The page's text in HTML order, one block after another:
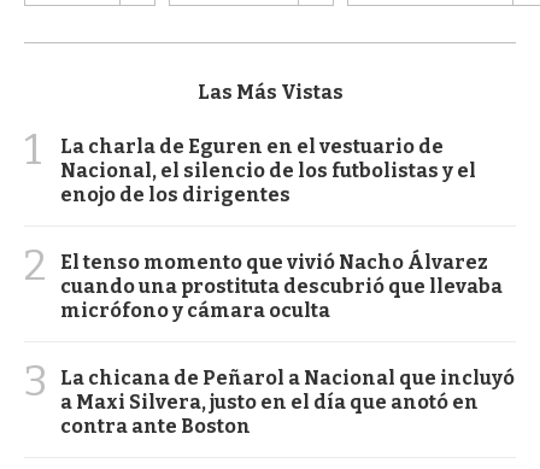
Las Más Vistas
1
La charla de Eguren en el vestuario de
Nacional, el silencio de los futbolistas y el
enojo de los dirigentes
2
El tenso momento que vivió Nacho Álvarez
cuando una prostituta descubrió que llevaba
micrófono y cámara oculta
3
La chicana de Peñarol a Nacional que incluyó
a Maxi Silvera, justo en el día que anotó en
contra ante Boston